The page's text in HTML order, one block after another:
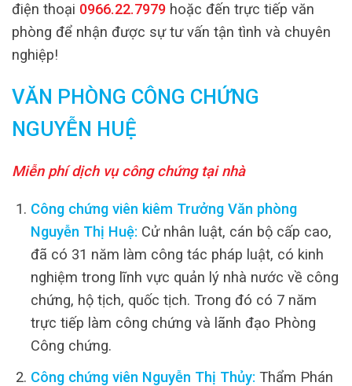
điện thoại 0966.22.7979 hoặc đến trực tiếp văn
phòng để nhận được sự tư vấn tận tình và chuyên
nghiệp!
VĂN PHÒNG CÔNG CHỨNG
NGUYỄN HUỆ
Miễn phí dịch vụ công chứng tại nhà
Công chứng viên kiêm Trưởng Văn phòng
Nguyễn Thị Huệ: Cử nhân luật, cán bộ cấp cao,
đã có 31 năm làm công tác pháp luật, có kinh
nghiệm trong lĩnh vực quản lý nhà nước về công
chứng, hộ tịch, quốc tịch. Trong đó có 7 năm
trực tiếp làm công chứng và lãnh đạo Phòng
Công chứng.
Công chứng viên Nguyễn Thị Thủy: Thẩm Phán